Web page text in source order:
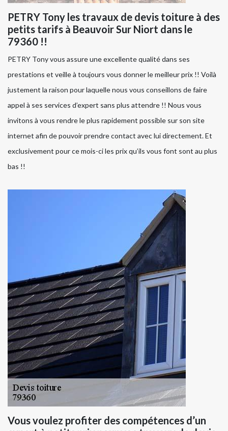
PETRY Tony les travaux de devis toiture à des
petits tarifs à Beauvoir Sur Niort dans le
79360 !!
PETRY Tony vous assure une excellente qualité dans ses
prestations et veille à toujours vous donner le meilleur prix !! Voilà
justement la raison pour laquelle nous vous conseillons de faire
appel à ses services d’expert sans plus attendre !! Nous vous
invitons à vous rendre le plus rapidement possible sur son site
internet afin de pouvoir prendre contact avec lui directement. Et
exclusivement pour ce mois-ci les prix qu’ils vous font sont au plus
bas !!
Vous voulez profiter des compétences d’un